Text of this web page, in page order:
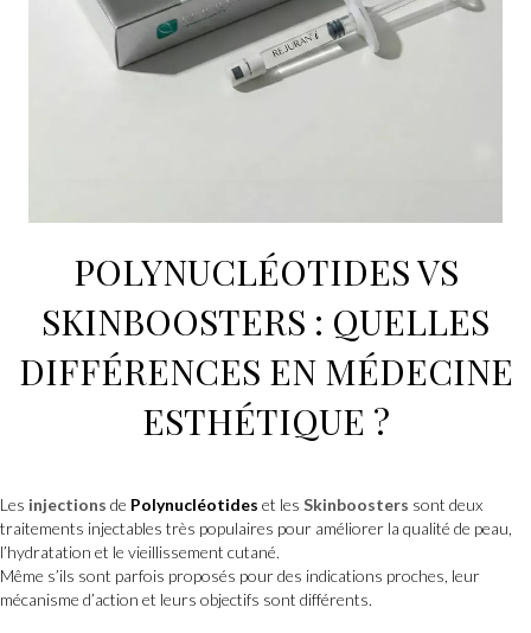
POLYNUCLÉOTIDES VS
SKINBOOSTERS : QUELLES
DIFFÉRENCES EN MÉDECINE
ESTHÉTIQUE ?
Les injections de Polynucléotides et les Skinboosters sont deux
traitements injectables très populaires pour améliorer la qualité de peau,
l’hydratation et le vieillissement cutané.
Même s’ils sont parfois proposés pour des indications proches, leur
mécanisme d’action et leurs objectifs sont différents.